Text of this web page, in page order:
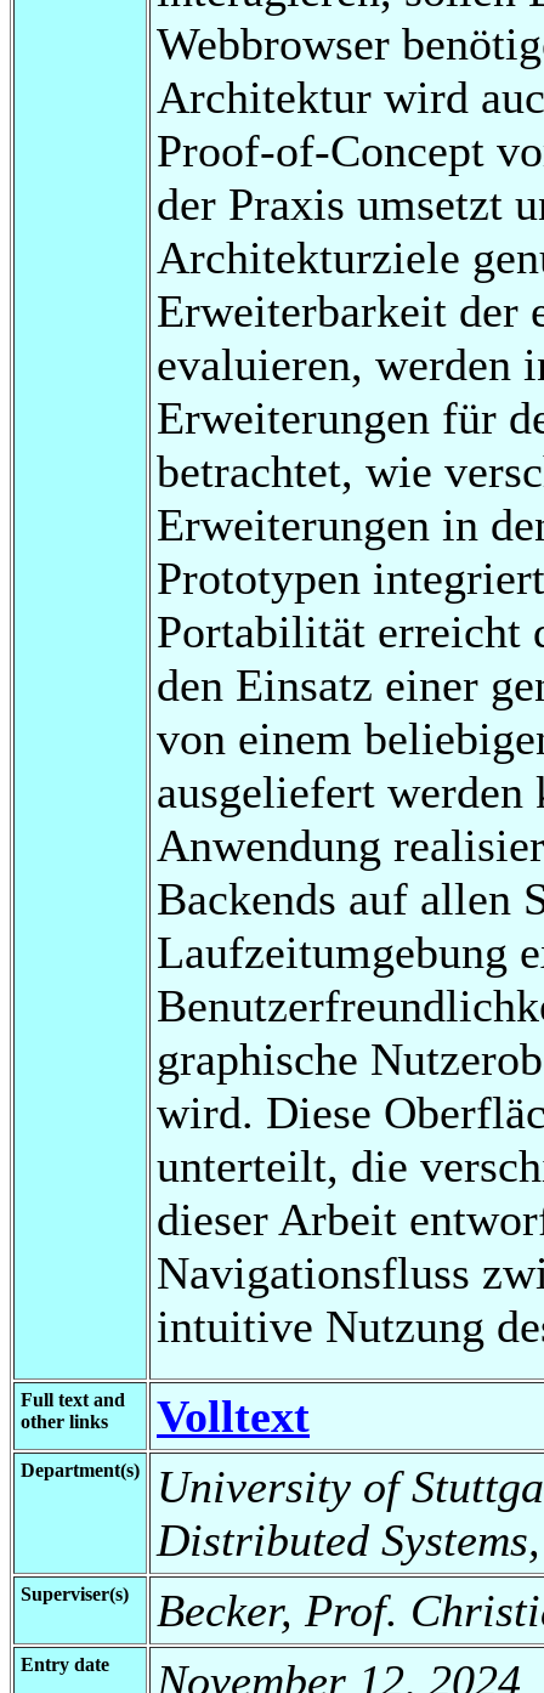
Webbrowser
Architektur wird
Proof-of-Concept
der Praxis umsetzt
Architekturziele
Erweiterbarkeit der
evaluieren, werden
Erweiterungen für
betrachtet, wie
Erweiterungen in
Prototypen
Portabilität erreicht
den Einsatz einer
von einem
ausgeliefert werden
Anwendung
Backends auf allen
Laufzeitumgebung
graphische
wird. Diese
unterteilt, die
dieser Arbeit
Navigationsfluss
intuitive Nutzung
Full text and
other links
Volltext
Department(s)
University of
Distributed
Superviser(s) Becker, Prof.
Entry date November 12, 2024